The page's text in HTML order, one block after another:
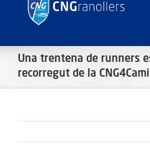
CLUB
Una trentena de runners
recorregut de la